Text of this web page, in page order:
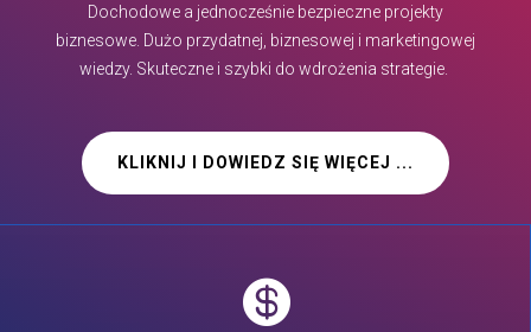
Dochodowe a jednocześnie bezpieczne projekty
biznesowe. Dużo przydatnej, biznesowej i marketingowej
wiedzy. Skuteczne i szybki do wdrożenia strategie.
KLIKNIJ I DOWIEDZ SIĘ WIĘCEJ ...
